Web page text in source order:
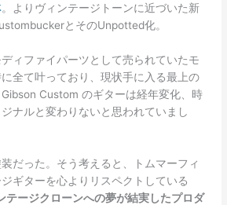
。よりヴィンテージトーンに近づいた新
とそのUnpotted化。
ィファイパーツとして売られていたモ
全て叶っており、現状手に入る最上の
Custom のギターは経年変化、時
ナルと変わりないと思われていまし
だった。そう考えると、トムマーフィ
ギターを心よりリスペクトしている
テージクローンへの夢が結実したプロダ